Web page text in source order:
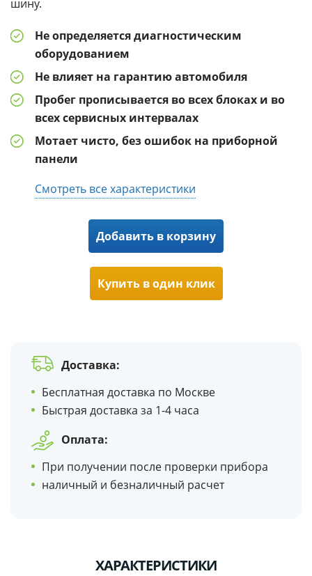
шину.
Не определяется диагностическим
оборудованием
Не влияет на гарантию автомобиля
Пробег прописывается во всех блоках и во
всех сервисных интервалах
Мотает чисто, без ошибок на приборной
панели
Смотреть все характеристики
Добавить в корзину
Купить в один клик
Доставка:
Бесплатная доставка по Москве
Быстрая доставка за 1-4 часа
Оплата:
При получении после проверки прибора
наличный и безналичный расчет
ХАРАКТЕРИСТИКИ